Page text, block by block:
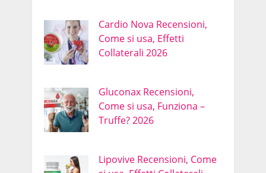
Cardio Nova Recensioni,
Come si usa, Effetti
Collaterali 2026
Gluconax Recensioni,
Come si usa, Funziona –
Truffe? 2026
Lipovive Recensioni, Come